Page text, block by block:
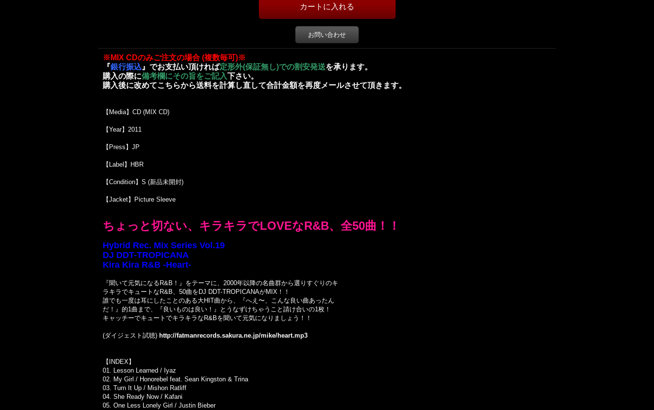
お問い合わせ
※MIX CDのみご注文の場合 (複数毎可)※
『銀行振込 』でお支払い頂ければ定形外(保証無し)での割安発送を承ります。
購入の際に備考欄にその旨をご記入下さい。
購入後に改めてこちらから送料を計算し直して合計金額を再度メールさせて頂きます。
【Media】CD (MIX CD)
【Year】2011
【Press】JP
【Label】HBR
【Condition】S (新品未開封)
【Jacket】Picture Sleeve
ちょっと切ない、キラキラでLOVEなR&B、全50曲！！
Hybrid Rec. Mix Series Vol.19
DJ DDT-TROPICANA
Kira Kira R&B -Heart-
『聞いて元気になるR&B！』をテーマに、2000年以降の名曲群から選りすぐりのキ
ラキラでキュートなR&B、50曲をDJ DDT-TROPICANAがMIX！！
誰でも一度は耳にしたことのある大HIT曲から、『へえ〜、こんな良い曲あったん
だ！』的1曲まで、『良いものは良い！』とうなずけちゃうこと請け合いの1枚！
キャッチーでキュートでキラキラなR&Bを聞いて元気になりましょう！！
(ダイジェスト試聴) http://fatmanrecords.sakura.ne.jp/mike/heart.mp3
【INDEX】
01. Lesson Learned / Iyaz
02. My Girl / Honorebel feat. Sean Kingston & Trina
03. Turn It Up / Mishon Ratliff
04. She Ready Now / Kafani
05. One Less Lonely Girl / Justin Bieber